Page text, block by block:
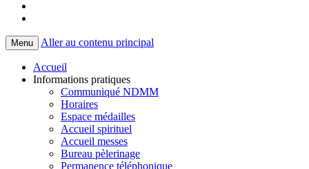
Menu Aller au contenu principal
Accueil
Informations pratiques
Communiqué NDMM
Horaires
Espace médailles
Accueil spirituel
Accueil messes
Bureau pèlerinage
Permanence téléphonique